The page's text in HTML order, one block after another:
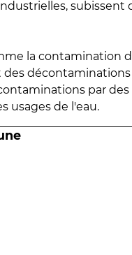
subissent
la contamination
décontaminations
par
usages de l'eau.